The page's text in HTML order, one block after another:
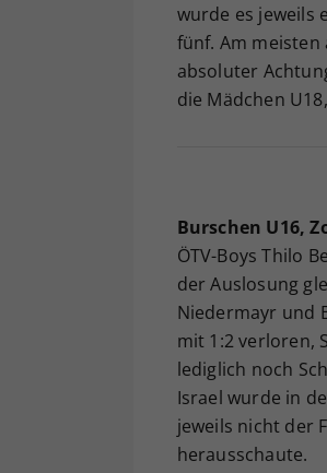
wurde es jeweils
fünf. Am meisten
absoluter
die Mädchen
Burschen U16,
ÖTV-Boys Thilo
der Auslosung
Niedermayr und
mit 1:2 verloren,
lediglich noch
Israel wurde in
jeweils nicht der
herausschaute.